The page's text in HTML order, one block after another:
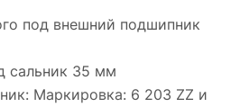
под внешний подшипник
сальник 35 мм
Маркировка: 6 203 ZZ и